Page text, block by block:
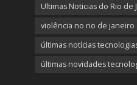
Ultimas Noticias do Rio de
violência no rio de janeiro
últimas notícias
últimas novidades